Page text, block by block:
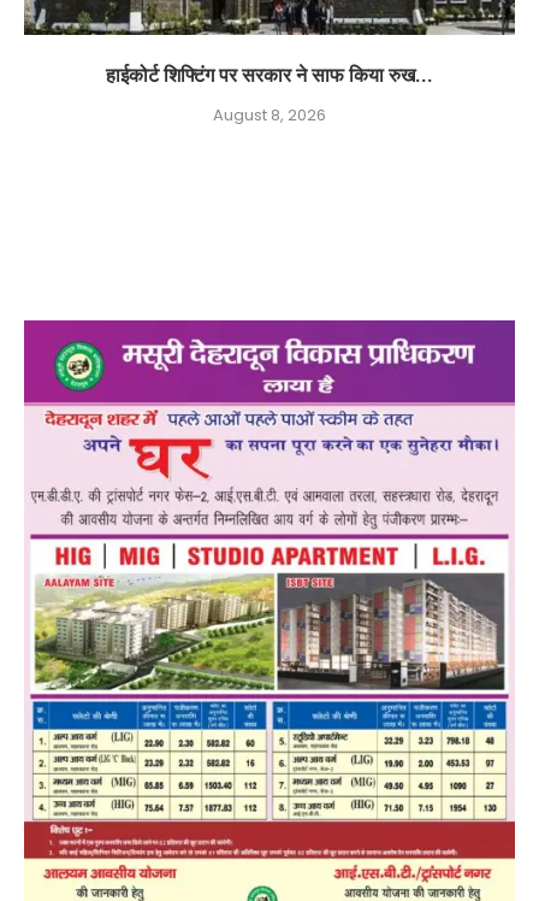
हाईकोर्ट शिफ्टिंग पर सरकार ने साफ किया रुख...
August 8, 2026